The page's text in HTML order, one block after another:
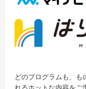
どのプログラムも、も